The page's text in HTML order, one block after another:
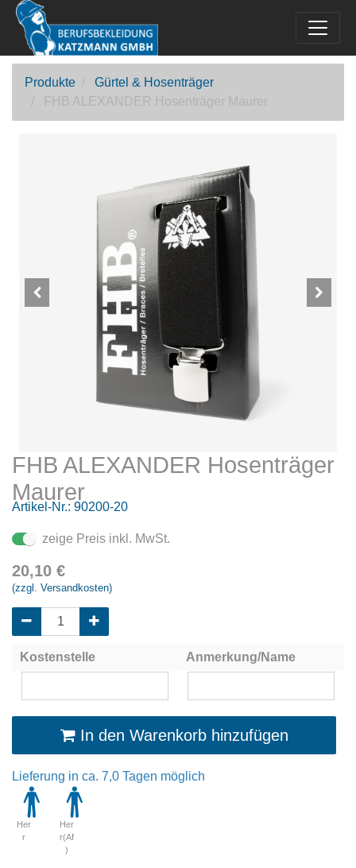
Produkte
Gürtel & Hosenträger
FHB ALEXANDER Hosenträger Maurer
FHB ALEXANDER Hosenträger
Maurer
Artikel-Nr.: 90200-20
zeige Preis inkl. MwSt.
20,10 €
(zzgl. Versandkosten)
Kostenstelle Anmerkung/Name
In den Warenkorb hinzufügen
Lieferung in ca. 7,0 Tagen möglich
Her
r
Her
r(Af
)